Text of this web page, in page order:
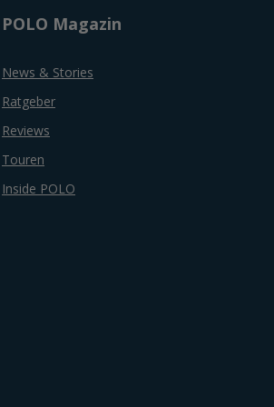
POLO Magazin
News & Stories
Ratgeber
Reviews
Touren
Inside POLO